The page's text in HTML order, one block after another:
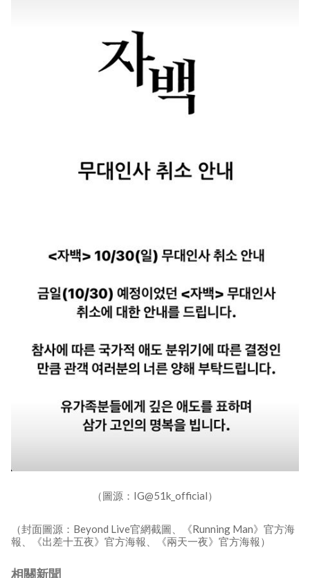
（圖源：IG@51k_official）
（封面圖源：Beyond Live官網截圖、《Running Man》官方海
報、《出差十五夜》官方海報、《兩天一夜》官方海報）
相關新聞